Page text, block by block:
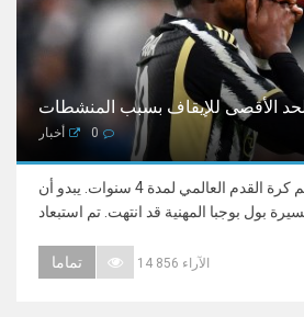
الأقصى للإيقاف بسبب المنشطات
أخبار 0
نوضح سبب استبعاد نجم كرة القدم العالمي لمدة 4 سنوات. يبدو أن
تماما 14 856 الآراء